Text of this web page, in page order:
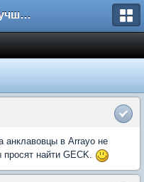
Life Hub - Лучшие компьютерные игры мира
анклавовцы в Arrayo не
найти GECK.